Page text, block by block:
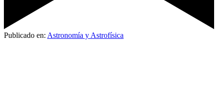
Publicado en: Astronomía y Astrofísica